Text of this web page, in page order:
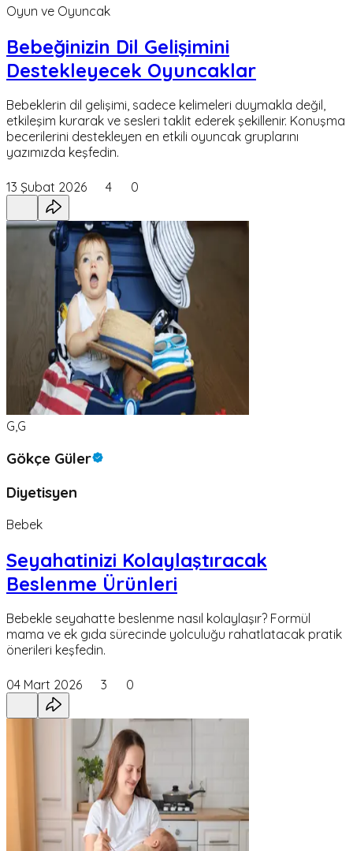
Oyun ve Oyuncak
Bebeğinizin Dil Gelişimini
Destekleyecek Oyuncaklar
Bebeklerin dil gelişimi, sadece kelimeleri duymakla değil,
etkileşim kurarak ve sesleri taklit ederek şekillenir. Konuşma
becerilerini destekleyen en etkili oyuncak gruplarını
yazımızda keşfedin.
13 Şubat 2026 4 0
G,G
Gökçe Güler
Diyetisyen
Bebek
Seyahatinizi Kolaylaştıracak
Beslenme Ürünleri
Bebekle seyahatte beslenme nasıl kolaylaşır? Formül
mama ve ek gıda sürecinde yolculuğu rahatlatacak pratik
önerileri keşfedin.
04 Mart 2026 3 0